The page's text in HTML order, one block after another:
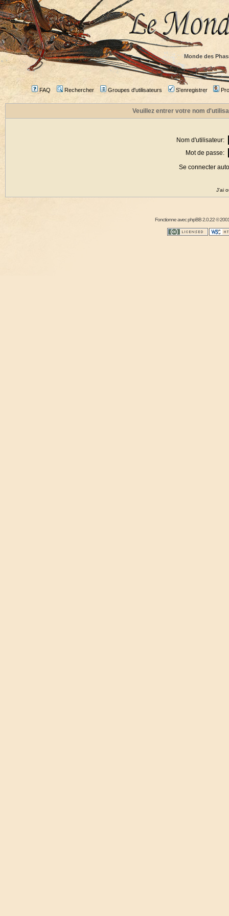
Monde des
FAQ Rechercher Groupes d'utilisateurs S'enregistrer
Veuillez entrer votre nom
Nom d'utilisateur:
Mot de passe:
Se connecter
J'ai
Fonctionne avecphpBB2.0.22 ©